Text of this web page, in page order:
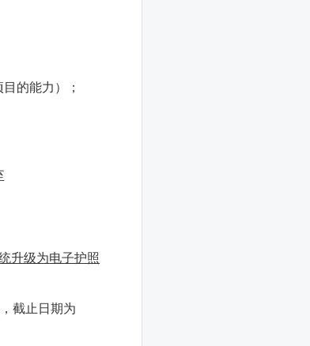
的能力）；
升级为电子护照
截止日期为